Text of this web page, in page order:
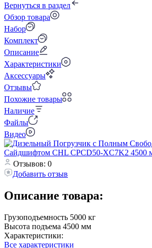
Вернуться в раздел
Обзор товара
Набор
Комплект
Описание
Характеристики
Аксессуары
Отзывы
Похожие товары
Наличие
Файлы
Видео
Отзывов: 0
Добавить отзыв
Описание товара:
Грузоподъемность 5000 кг
Высота подъема 4500 мм
Характеристики:
Все характеристики